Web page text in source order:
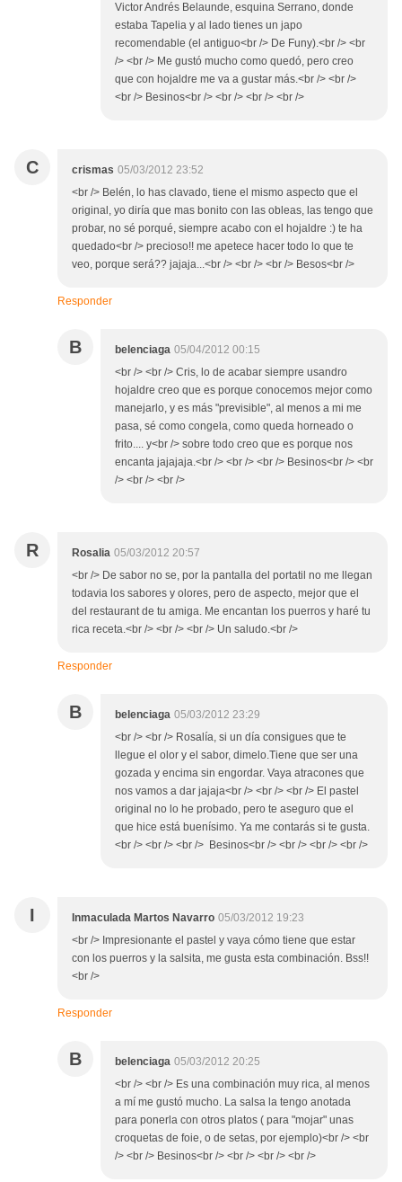
Victor Andrés Belaunde, esquina Serrano, donde
estaba Tapelia y al lado tienes un japo
recomendable (el antiguo<br /> De Funy).<br /> <br
/> <br /> Me gustó mucho como quedó, pero creo
que con hojaldre me va a gustar más.<br /> <br />
<br /> Besinos<br /> <br /> <br /> <br />
C crismas 05/03/2012 23:52
<br /> Belén, lo has clavado, tiene el mismo aspecto que el
original, yo diría que mas bonito con las obleas, las tengo que
probar, no sé porqué, siempre acabo con el hojaldre :) te ha
quedado<br /> precioso!! me apetece hacer todo lo que te
veo, porque será?? jajaja...<br /> <br /> <br /> Besos<br />
Responder
B belenciaga 05/04/2012 00:15
<br /> <br /> Cris, lo de acabar siempre usandro
hojaldre creo que es porque conocemos mejor como
manejarlo, y es más "previsible", al menos a mi me
pasa, sé como congela, como queda horneado o
frito.... y<br /> sobre todo creo que es porque nos
encanta jajajaja.<br /> <br /> <br /> Besinos<br /> <br
/> <br /> <br />
R Rosalia 05/03/2012 20:57
<br /> De sabor no se, por la pantalla del portatil no me llegan
todavia los sabores y olores, pero de aspecto, mejor que el
del restaurant de tu amiga. Me encantan los puerros y haré tu
rica receta.<br /> <br /> <br /> Un saludo.<br />
Responder
B belenciaga 05/03/2012 23:29
<br /> <br /> Rosalía, si un día consigues que te
llegue el olor y el sabor, dimelo.Tiene que ser una
gozada y encima sin engordar. Vaya atracones que
nos vamos a dar jajaja<br /> <br /> <br /> El pastel
original no lo he probado, pero te aseguro que el
que hice está buenísimo. Ya me contarás si te gusta.
<br /> <br /> <br /> Besinos<br /> <br /> <br /> <br />
I Inmaculada Martos Navarro 05/03/2012 19:23
<br /> Impresionante el pastel y vaya cómo tiene que estar
con los puerros y la salsita, me gusta esta combinación. Bss!!
<br />
Responder
B belenciaga 05/03/2012 20:25
<br /> <br /> Es una combinación muy rica, al menos
a mí me gustó mucho. La salsa la tengo anotada
para ponerla con otros platos ( para "mojar" unas
croquetas de foie, o de setas, por ejemplo)<br /> <br
/> <br /> Besinos<br /> <br /> <br /> <br />